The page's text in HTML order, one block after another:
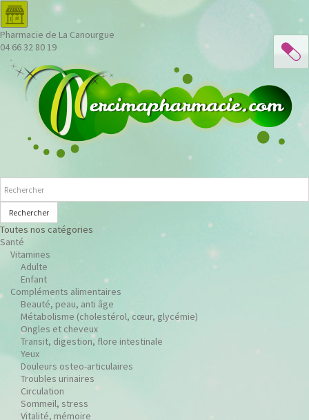
Pharmacie de La Canourgue
04 66 32 80 19
Rechercher
Toutes nos catégories
Santé
Vitamines
Adulte
Enfant
Compléments alimentaires
Beauté, peau, anti âge
Métabolisme (cholestérol, cœur, glycémie)
Ongles et cheveux
Transit, digestion, flore intestinale
Yeux
Douleurs osteo-articulaires
Troubles urinaires
Circulation
Sommeil, stress
Vitalité, mémoire